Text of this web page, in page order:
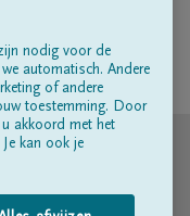
nodig voor de
automatisch. Andere
of andere
toestemming. Door
akkoord met het
kan ook je